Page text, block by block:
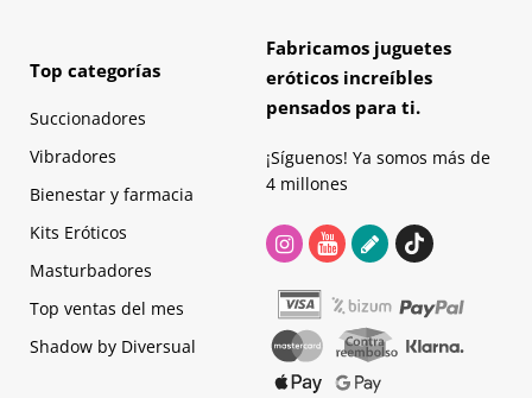
Top categorías
Succionadores
Vibradores
Bienestar y farmacia
Kits Eróticos
Masturbadores
Top ventas del mes
Shadow by Diversual
Fabricamos juguetes
eróticos increíbles
pensados para ti.
¡Síguenos! Ya somos más de
4 millones